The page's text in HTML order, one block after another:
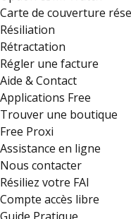
Carte de couverture
Résiliation
Rétractation
Régler une facture
Aide & Contact
Applications Free
Trouver une boutique
Free Proxi
Assistance en ligne
Nous contacter
Résiliez votre FAI
Compte accès libre